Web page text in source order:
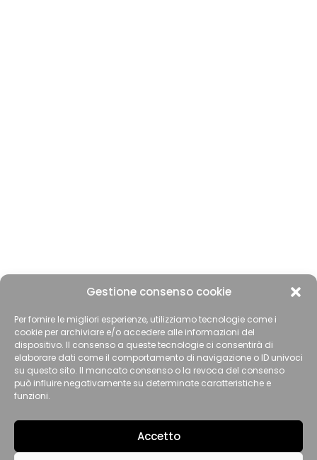
Gestione consenso cookie
Per fornire le migliori esperienze, utilizziamo tecnologie come i
cookie per archiviare e/o accedere alle informazioni del
dispositivo. Il consenso a queste tecnologie ci consentirà di
elaborare dati come il comportamento di navigazione o ID univoci
su questo sito. Il mancato consenso o la revoca del consenso
può influire negativamente su determinate caratteristiche e
funzioni.
Accetto